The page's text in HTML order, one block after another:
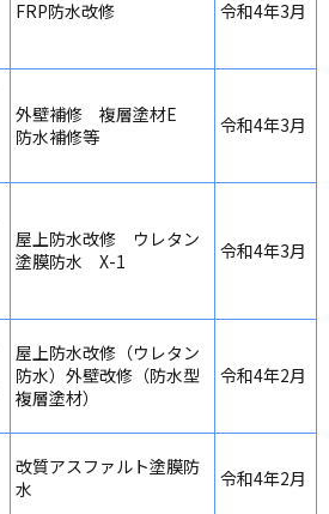
FRP防水改修 令和4年3月
外壁補修 複層塗材E
防水補修等
令和4年3月
屋上防水改修 ウレタン
塗膜防水 X-1
令和4年3月
屋上防水改修（ウレタン
防水）外壁改修（防水型
複層塗材）
令和4年2月
改質アスファルト塗膜防
水
令和4年2月